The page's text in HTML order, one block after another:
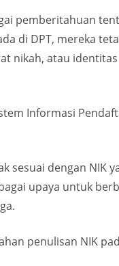
pemberitahuan
di DPT, mereka
nikah, atau
Informasi
dengan NIK
upaya untuk
penulisan NIK